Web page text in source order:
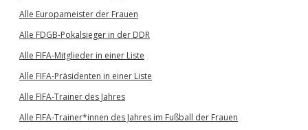
Alle Europameister der Frauen
Alle FDGB-Pokalsieger in der DDR
Alle FIFA-Mitglieder in einer Liste
Alle FIFA-Präsidenten in einer Liste
Alle FIFA-Trainer des Jahres
Alle FIFA-Trainer*innen des Jahres im Fußball der Frauen